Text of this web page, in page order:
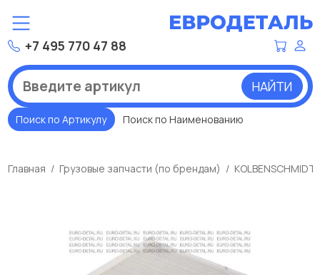
+7 495 770 47 88
НАЙТИ
Поиск по Артикулу Поиск по Наименованию
Главная Грузовые запчасти (по брендам) KOLBENSCHMIDT